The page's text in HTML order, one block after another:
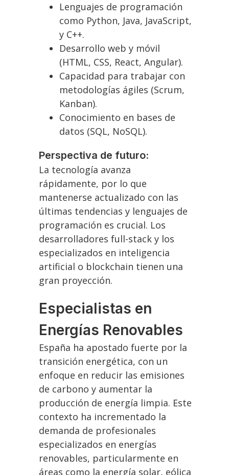
Lenguajes de programación
como Python, Java, JavaScript,
y C++.
Desarrollo web y móvil
(HTML, CSS, React, Angular).
Capacidad para trabajar con
metodologías ágiles (Scrum,
Kanban).
Conocimiento en bases de
datos (SQL, NoSQL).
Perspectiva de futuro:
La tecnología avanza
rápidamente, por lo que
mantenerse actualizado con las
últimas tendencias y lenguajes de
programación es crucial. Los
desarrolladores full-stack y los
especializados en inteligencia
artificial o blockchain tienen una
gran proyección.
Especialistas en
Energías Renovables
España ha apostado fuerte por la
transición energética, con un
enfoque en reducir las emisiones
de carbono y aumentar la
producción de energía limpia. Este
contexto ha incrementado la
demanda de profesionales
especializados en energías
renovables, particularmente en
áreas como la energía solar, eólica